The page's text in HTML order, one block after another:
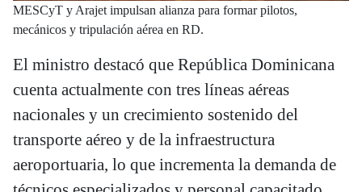
MESCyT y Arajet impulsan alianza para formar pilotos,
mecánicos y tripulación aérea en RD.
El ministro destacó que República Dominicana
cuenta actualmente con tres líneas aéreas
nacionales y un crecimiento sostenido del
transporte aéreo y de la infraestructura
aeroportuaria, lo que incrementa la demanda de